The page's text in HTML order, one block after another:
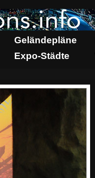
Geländepläne
Expo-Städte